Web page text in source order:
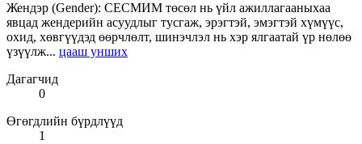
Жендэр (Gender): СЕСМИМ төсөл нь үйл ажиллагааныхаа
явцад жендерийн асуудлыг тусгаж, эрэгтэй, эмэгтэй хүмүүс,
охид, хөвгүүдэд өөрчлөлт, шинэчлэл нь хэр ялгаатай үр нөлөө
үзүүлж... цааш унших
Дагагчид
0
Өгөгдлийн бүрдлүүд
1